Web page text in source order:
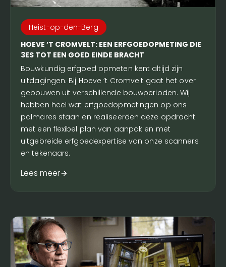
Heist-op-den-Berg
HOEVE ’T CROMVELT: EEN ERFGOEDOPMETING DIE
3ES TOT EEN GOED EINDE BRACHT
Bouwkundig erfgoed opmeten kent altijd zijn
uitdagingen. Bij Hoeve ’t Cromvelt gaat het over
gebouwen uit verschillende bouwperioden. Wij
hebben heel wat erfgoedopmetingen op ons
palmares staan en realiseerden deze opdracht
met een flexibel plan van aanpak en met
uitgebreide erfgoedexpertise van onze scanners
en tekenaars.
Lees meer